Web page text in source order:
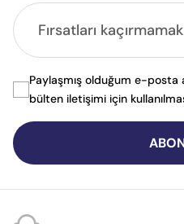
Paylaşmış olduğum e-
bülten iletişimi için